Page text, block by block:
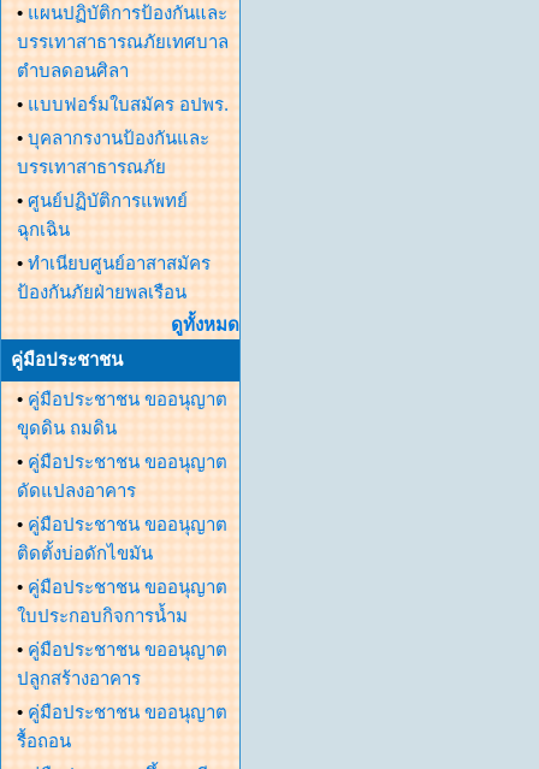
• แผนปฏิบัติการป้องกันและ
บรรเทาสาธารณภัยเทศบาล
ตำบลดอนศิลา
• แบบฟอร์มใบสมัคร อปพร.
• บุคลากรงานป้องกันและ
บรรเทาสาธารณภัย
• ศูนย์ปฏิบัติการแพทย์
ฉุกเฉิน
• ทำเนียบศูนย์อาสาสมัคร
ป้องกันภัยฝ่ายพลเรือน
ดูทั้งหมด
คู่มือประชาชน
• คู่มือประชาชน ขออนุญาต
ขุดดิน ถมดิน
• คู่มือประชาชน ขออนุญาต
ดัดแปลงอาคาร
• คู่มือประชาชน ขออนุญาต
ติดตั้งบ่อดักไขมัน
• คู่มือประชาชน ขออนุญาต
ใบประกอบกิจการน้ำม
• คู่มือประชาชน ขออนุญาต
ปลูกสร้างอาคาร
• คู่มือประชาชน ขออนุญาต
รื้อถอน